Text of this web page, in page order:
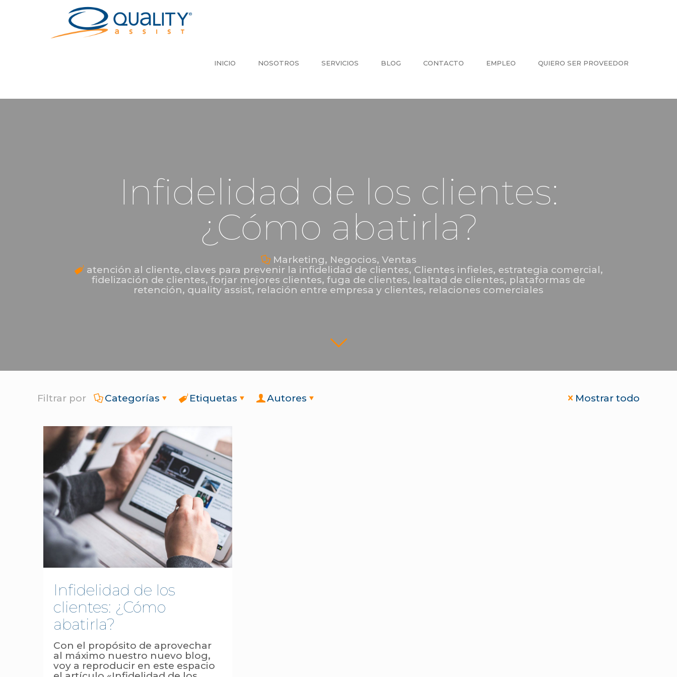
INICIO NOSOTROS SERVICIOS BLOG CONTACTO EMPLEO QUIERO SER PROVEEDOR
Infidelidad de los clientes:
¿Cómo abatirla?
Marketing, Negocios, Ventas
atención al cliente, claves para prevenir la infidelidad de clientes, Clientes infieles, estrategia comercial,
fidelización de clientes, forjar mejores clientes, fuga de clientes, lealtad de clientes, plataformas de
retención, quality assist, relación entre empresa y clientes, relaciones comerciales
Filtrar por Categorías Etiquetas Autores Mostrar todo
Infidelidad de los
clientes: ¿Cómo
abatirla?
Con el propósito de aprovechar
al máximo nuestro nuevo blog,
voy a reproducir en este espacio